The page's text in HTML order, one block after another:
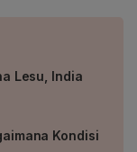
Lesu, India
Kondisi